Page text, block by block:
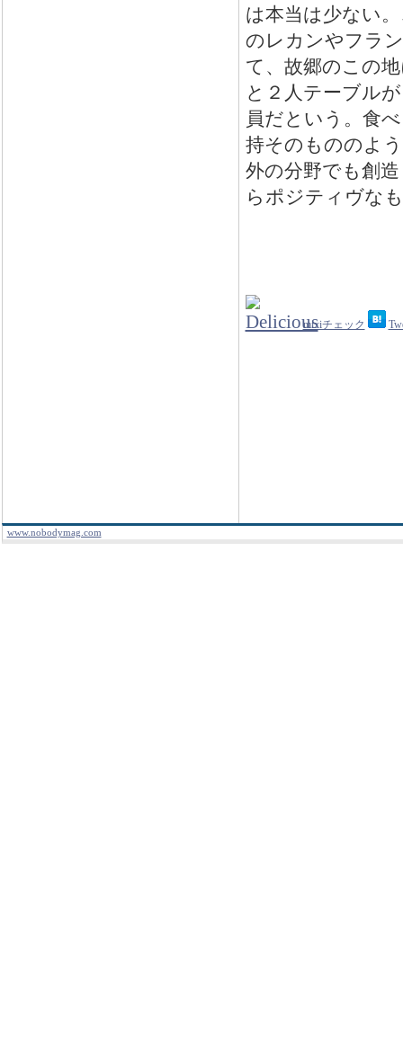
は本当は少ない
のレカンやフラ
て、故郷のこの
と２人テーブル
員だという。食
持そのもののよ
外の分野でも創
らポジティヴな
mixiチェック
www.nobodymag.com